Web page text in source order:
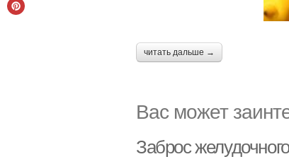
читать дальше →
Вас может
Заброс